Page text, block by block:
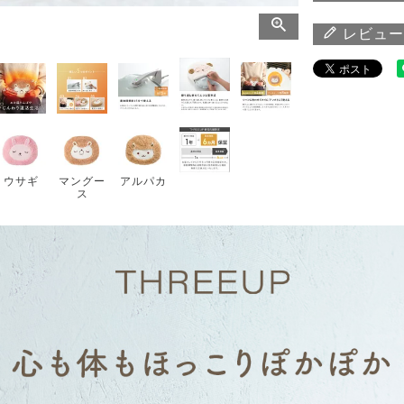
ウサギ
マングー
ス
アルパカ
レビュ